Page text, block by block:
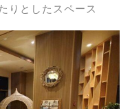
りとしたスペース